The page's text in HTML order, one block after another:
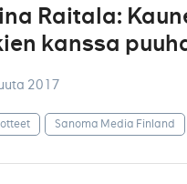
Raitala:
kanssa
2017
Sanoma Media Finland